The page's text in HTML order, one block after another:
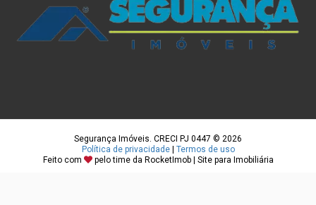
Segurança Imóveis. CRECI PJ 0447 © 2026
Política de privacidade| Termos de uso
Feito com
pelo time da RocketImob | Site para Imobiliária